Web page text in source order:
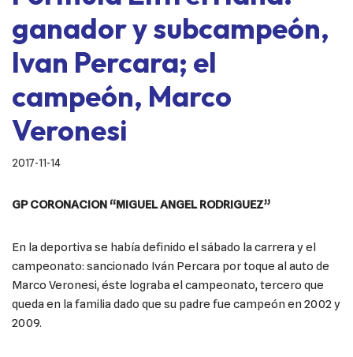
ganador y subcampeón,
Ivan Percara; el
campeón, Marco
Veronesi
2017-11-14
GP CORONACION “MIGUEL ANGEL RODRIGUEZ”
En la deportiva se había definido el sábado la carrera y el
campeonato: sancionado Iván Percara por toque al auto de
Marco Veronesi, éste lograba el campeonato, tercero que
queda en la familia dado que su padre fue campeón en 2002 y
2009.